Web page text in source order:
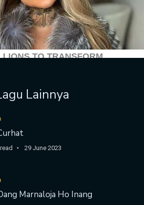
Lainnya
29 June 2023
Marnaloja Ho Inang